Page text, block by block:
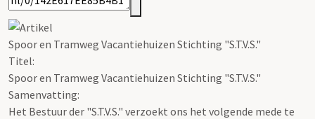
Spoor en Tramweg Vacantiehuizen Stichting "S.T.V.S."
Titel:
Spoor en Tramweg Vacantiehuizen Stichting "S.T.V.S."
Samenvatting:
Het Bestuur der "S.T.V.S." verzoekt ons het volgende mede te